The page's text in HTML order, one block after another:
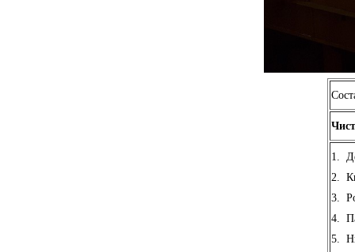
1.
2.
3.
4.
5.